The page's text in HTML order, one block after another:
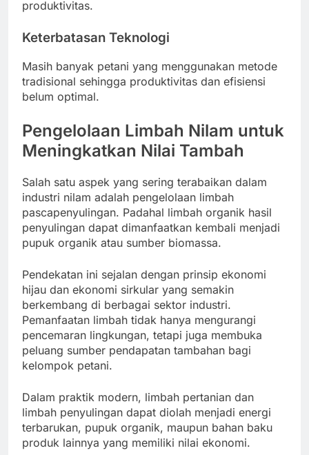
produktivitas.
Keterbatasan Teknologi
Masih banyak petani yang menggunakan metode
tradisional sehingga produktivitas dan efisiensi
belum optimal.
Pengelolaan Limbah Nilam untuk
Meningkatkan Nilai Tambah
Salah satu aspek yang sering terabaikan dalam
industri nilam adalah pengelolaan limbah
pascapenyulingan. Padahal limbah organik hasil
penyulingan dapat dimanfaatkan kembali menjadi
pupuk organik atau sumber biomassa.
Pendekatan ini sejalan dengan prinsip ekonomi
hijau dan ekonomi sirkular yang semakin
berkembang di berbagai sektor industri.
Pemanfaatan limbah tidak hanya mengurangi
pencemaran lingkungan, tetapi juga membuka
peluang sumber pendapatan tambahan bagi
kelompok petani.
Dalam praktik modern, limbah pertanian dan
limbah penyulingan dapat diolah menjadi energi
terbarukan, pupuk organik, maupun bahan baku
produk lainnya yang memiliki nilai ekonomi.